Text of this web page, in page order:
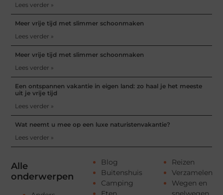
Alle
onderwerpen
Blog
Buitenshuis
Camping
Reizen
Verzamelen
Wegen en
Lees verder »
Meer vrije tijd met slimmer schoonmaken
Lees verder »
Meer vrije tijd met slimmer schoonmaken
Lees verder »
Een ontspannen vakantie in eigen land: zo haal je het meeste
uit je vrije tijd
Lees verder »
Wat neemt u mee op een luxe naturistenvakantie?
Lees verder »